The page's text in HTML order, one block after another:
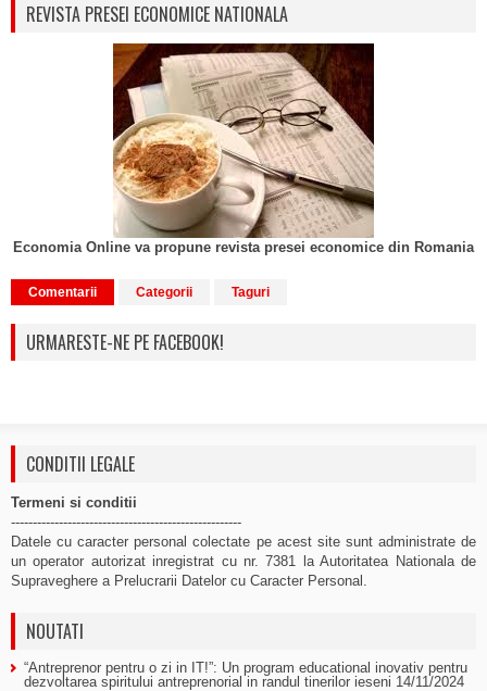
REVISTA PRESEI ECONOMICE NATIONALA
Economia Online va propune revista presei economice din Romania
Comentarii Categorii Taguri
URMARESTE-NE PE FACEBOOK!
CONDITII LEGALE
Termeni si conditii
-----------------------------------------------------
Datele cu caracter personal colectate pe acest site sunt administrate de
un operator autorizat inregistrat cu nr. 7381 la Autoritatea Nationala de
Supraveghere a Prelucrarii Datelor cu Caracter Personal.
NOUTATI
“Antreprenor pentru o zi in IT!”: Un program educational inovativ pentru
dezvoltarea spiritului antreprenorial in randul tinerilor ieseni 14/11/2024